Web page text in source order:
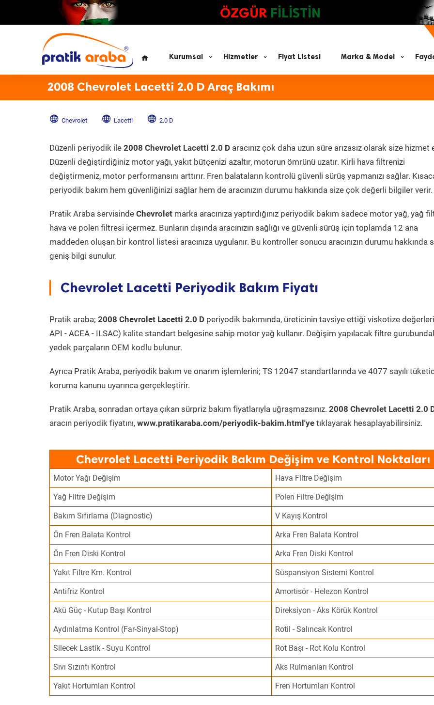
ÖZGÜR FİLİSTİN
Kurumsal Hizmetler Fiyat Listesi Marka & Model
2008 Chevrolet Lacetti 2.0 D Araç Bakımı
Chevrolet Lacetti 2.0 D
Düzenli periyodik ile 2008 Chevrolet Lacetti 2.0 D aracınız çok daha uzun süre arızasız olarak size hizmet
Düzenli değiştirdiğiniz motor yağı, yakıt bütçenizi azaltır, motorun ömrünü uzatır. Kirli hava filtrenizi
değiştirmeniz, motor performansını arttırır. Fren balataların kontrolü güvenli sürüş yapmanızı sağlar.
periyodik bakım hem güvenliğinizi sağlar hem de aracınızın durumu hakkında size çok değerli bilgiler verir.
Pratik Araba servisinde Chevrolet marka aracınıza yaptırdığınız periyodik bakım sadece motor yağ, yağ
hava ve polen filtresi içermez. Bunların dışında aracınızın sağlığı ve güvenli sürüş için toplamda 12 ana
maddeden oluşan bir kontrol listesi aracınıza uygulanır. Bu kontroller sonucu aracınızın durumu hakkında
geniş bilgi sunulur.
Chevrolet Lacetti Periyodik Bakım Fiyatı
Pratik araba; 2008 Chevrolet Lacetti 2.0 D periyodik bakımında, üreticinin tavsiye ettiği viskotize
API - ACEA - ILSAC) kalite standart belgesine sahip motor yağ kullanır. Değişim yapılacak filtre
yedek parçaların OEM kodlu bulunur.
Ayrıca Pratik Araba, periyodik bakım ve onarım işlemlerini; TS 12047 standartlarında ve 4077 sayılı
koruma kanunu uyarınca gerçekleştirir.
Pratik Araba, sonradan ortaya çıkan sürpriz bakım fiyatlarıyla uğraşmazsınız. 2008 Chevrolet Lacetti 2.0
aracın periyodik fiyatını, www.pratikaraba.com/periyodik-bakim.html'ye tıklayarak hesaplayabilirsiniz.
Chevrolet Lacetti Periyodik Bakım Değişim ve Kontrol Noktaları
Motor Yağı Değişim Hava Filtre Değişim
Yağ Filtre Değişim Polen Filtre Değişim
Bakım Sıfırlama (Diagnostic) V Kayış Kontrol
Ön Fren Balata Kontrol Arka Fren Balata Kontrol
Ön Fren Diski Kontrol Arka Fren Diski Kontrol
Yakıt Filtre Km. Kontrol Süspansiyon Sistemi Kontrol
Antifriz Kontrol Amortisör - Helezon Kontrol
Akü Güç - Kutup Başı Kontrol Direksiyon - Aks Körük Kontrol
Aydınlatma Kontrol (Far-Sinyal-Stop) Rotil - Salıncak Kontrol
Silecek Lastik - Suyu Kontrol Rot Başı - Rot Kolu Kontrol
Sıvı Sızıntı Kontrol Aks Rulmanları Kontrol
Yakıt Hortumları Kontrol Fren Hortumları Kontrol